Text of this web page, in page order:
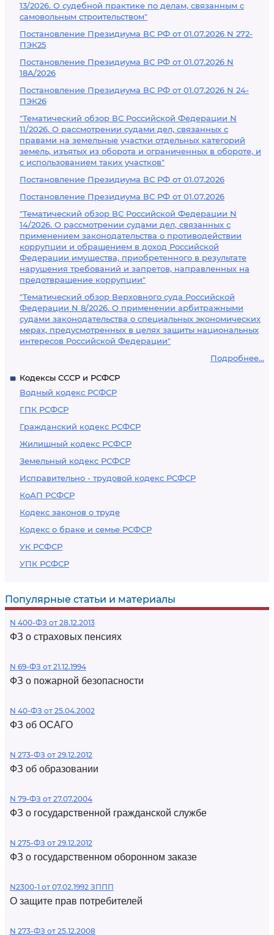
13/2026. О судебной практике по делам, связанным с
самовольным строительством"
Постановление Президиума ВС РФ от 01.07.2026 N 272-
ПЭК25
Постановление Президиума ВС РФ от 01.07.2026 N
18А/2026
Постановление Президиума ВС РФ от 01.07.2026 N 24-
ПЭК26
"Тематический обзор ВС Российской Федерации N
11/2026. О рассмотрении судами дел, связанных с
правами на земельные участки отдельных категорий
земель, изъятых из оборота и ограниченных в обороте, и
с использованием таких участков"
Постановление Президиума ВС РФ от 01.07.2026
Постановление Президиума ВС РФ от 01.07.2026
"Тематический обзор ВС Российской Федерации N
14/2026. О рассмотрении судами дел, связанных с
применением законодательства о противодействии
коррупции и обращением в доход Российской
Федерации имущества, приобретенного в результате
нарушения требований и запретов, направленных на
предотвращение коррупции"
"Тематический обзор Верховного суда Российской
Федерации N 8/2026. О применении арбитражными
судами законодательства о специальных экономических
мерах, предусмотренных в целях защиты национальных
интересов Российской Федерации"
Подробнее...
Кодексы СССР и РСФСР
Водный кодекс РСФСР
ГПК РСФСР
Гражданский кодекс РСФСР
Жилищный кодекс РСФСР
Земельный кодекс РСФСР
Исправительно - трудовой кодекс РСФСР
КоАП РСФСР
Кодекс законов о труде
Кодекс о браке и семье РСФСР
УК РСФСР
УПК РСФСР
Популярные статьи и материалы
N 400-ФЗ от 28.12.2013
ФЗ о страховых пенсиях
N 69-ФЗ от 21.12.1994
ФЗ о пожарной безопасности
N 40-ФЗ от 25.04.2002
ФЗ об ОСАГО
N 273-ФЗ от 29.12.2012
ФЗ об образовании
N 79-ФЗ от 27.07.2004
ФЗ о государственной гражданской службе
N 275-ФЗ от 29.12.2012
ФЗ о государственном оборонном заказе
N2300-1 от 07.02.1992 ЗППП
О защите прав потребителей
N 273-ФЗ от 25.12.2008